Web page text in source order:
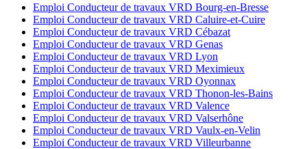
Emploi Conducteur de travaux VRD Bourg-en-Bresse
Emploi Conducteur de travaux VRD Caluire-et-Cuire
Emploi Conducteur de travaux VRD Cébazat
Emploi Conducteur de travaux VRD Genas
Emploi Conducteur de travaux VRD Lyon
Emploi Conducteur de travaux VRD Meximieux
Emploi Conducteur de travaux VRD Oyonnax
Emploi Conducteur de travaux VRD Thonon-les-Bains
Emploi Conducteur de travaux VRD Valence
Emploi Conducteur de travaux VRD Valserhône
Emploi Conducteur de travaux VRD Vaulx-en-Velin
Emploi Conducteur de travaux VRD Villeurbanne